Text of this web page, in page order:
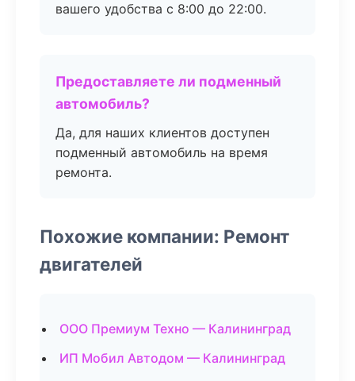
вашего удобства с 8:00 до 22:00.
Предоставляете ли подменный
автомобиль?
Да, для наших клиентов доступен
подменный автомобиль на время
ремонта.
Похожие компании: Ремонт
двигателей
ООО Премиум Техно — Калининград
ИП Мобил Автодом — Калининград